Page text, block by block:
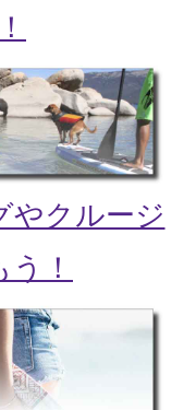
やクルージ
！